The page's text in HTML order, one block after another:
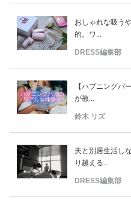
おしゃれな吸う
的。ワ...
DRESS編集部
【ハプニングバ
が教...
鈴木 リズ
夫と別居生活し
り越える...
DRESS編集部